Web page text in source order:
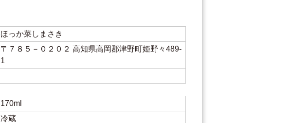
ほっか菜しまさき
〒７８５－０２０２ 高知県高岡郡津野町姫野々489-
1
170ml
冷蔵